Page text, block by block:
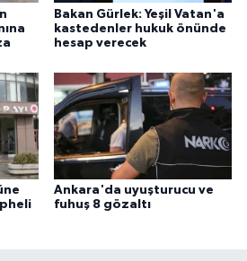
Bakan Gürlek: Yeşil Vatan'a
kastedenler hukuk önünde
hesap verecek
Ankara'da uyuşturucu ve
fuhuş 8 gözaltı